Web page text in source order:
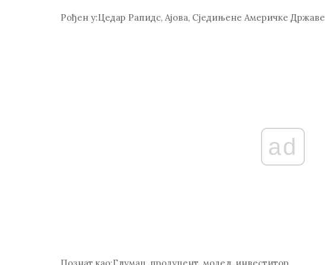
Рођен у:Цедар Рапидс, Ајова, Сједињене Америчке Државе
ad